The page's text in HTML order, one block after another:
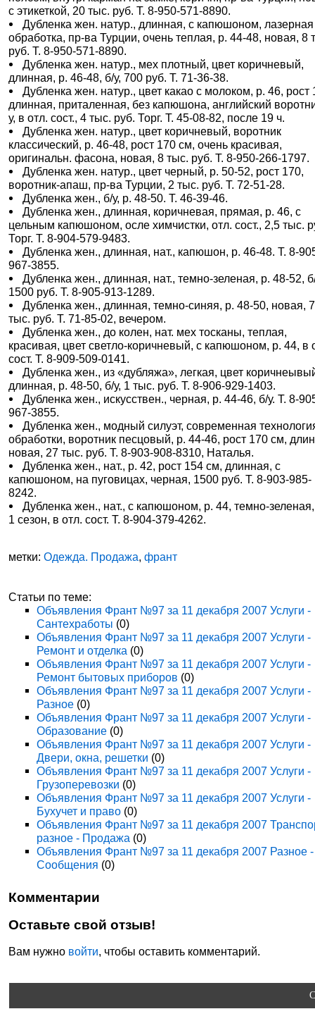
с этикеткой, 20 тыс. руб. Т. 8-950-571-8890.
Дубленка жен. натур., длинная, с капюшоном, лазерная
обработка, пр-ва Турции, очень теплая, р. 44-48, новая, 8
руб. Т. 8-950-571-8890.
Дубленка жен. натур., мех плотный, цвет коричневый,
длинная, р. 46-48, б/у, 700 руб. Т. 71-36-38.
Дубленка жен. натур., цвет какао с молоком, р. 46, рост
длинная, приталенная, без капюшона, английский
у, в отл. сост., 4 тыс. руб. Торг. Т. 45-08-82, после 19 ч.
Дубленка жен. натур., цвет коричневый, воротник
классический, р. 46-48, рост 170 см, очень красивая,
оригинальн. фасона, новая, 8 тыс. руб. Т. 8-950-266-1797.
Дубленка жен. натур., цвет черный, р. 50-52, рост 170,
воротник-апаш, пр-ва Турции, 2 тыс. руб. Т. 72-51-28.
Дубленка жен., б/у, р. 48-50. Т. 46-39-46.
Дубленка жен., длинная, коричневая, прямая, р. 46, с
цельным капюшоном, осле химчистки, отл. сост., 2,5 тыс.
Торг. Т. 8-904-579-9483.
Дубленка жен., длинная, нат., капюшон, р. 46-48. Т. 8-
967-3855.
Дубленка жен., длинная, нат., темно-зеленая, р. 48-52,
1500 руб. Т. 8-905-913-1289.
Дубленка жен., длинная, темно-синяя, р. 48-50, новая, 7
тыс. руб. Т. 71-85-02, вечером.
Дубленка жен., до колен, нат. мех тосканы, теплая,
красивая, цвет светло-коричневый, с капюшоном, р. 44, в
сост. Т. 8-909-509-0141.
Дубленка жен., из «дубляжа», легкая, цвет
длинная, р. 48-50, б/у, 1 тыс. руб. Т. 8-906-929-1403.
Дубленка жен., искусствен., черная, р. 44-46, б/у. Т. 8-
967-3855.
Дубленка жен., модный силуэт, современная
обработки, воротник песцовый, р. 44-46, рост 170 см,
новая, 27 тыс. руб. Т. 8-903-908-8310, Наталья.
Дубленка жен., нат., р. 42, рост 154 см, длинная, с
капюшоном, на пуговицах, черная, 1500 руб. Т. 8-903-985-
8242.
Дубленка жен., нат., с капюшоном, р. 44, темно-
1 сезон, в отл. сост. Т. 8-904-379-4262.
метки:Одежда. Продажа,франт
Статьи по теме:
Объявления Франт №97 за 11 декабря 2007 Услуги -
Сантехработы (0)
Объявления Франт №97 за 11 декабря 2007 Услуги -
Ремонт и отделка (0)
Объявления Франт №97 за 11 декабря 2007 Услуги -
Ремонт бытовых приборов (0)
Объявления Франт №97 за 11 декабря 2007 Услуги -
Разное (0)
Объявления Франт №97 за 11 декабря 2007 Услуги -
Образование (0)
Объявления Франт №97 за 11 декабря 2007 Услуги -
Двери, окна, решетки (0)
Объявления Франт №97 за 11 декабря 2007 Услуги -
Грузоперевозки (0)
Объявления Франт №97 за 11 декабря 2007 Услуги -
Бухучет и право (0)
Объявления Франт №97 за 11 декабря 2007
разное - Продажа (0)
Объявления Франт №97 за 11 декабря 2007 Разное -
Сообщения (0)
Комментарии
Оставьте свой отзыв!
Вам нужно войти, чтобы оставить комментарий.